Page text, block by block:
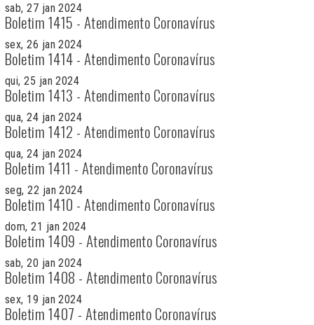
sab, 27 jan 2024
Boletim 1415 - Atendimento Coronavírus
sex, 26 jan 2024
Boletim 1414 - Atendimento Coronavírus
qui, 25 jan 2024
Boletim 1413 - Atendimento Coronavírus
qua, 24 jan 2024
Boletim 1412 - Atendimento Coronavírus
qua, 24 jan 2024
Boletim 1411 - Atendimento Coronavírus
seg, 22 jan 2024
Boletim 1410 - Atendimento Coronavírus
dom, 21 jan 2024
Boletim 1409 - Atendimento Coronavírus
sab, 20 jan 2024
Boletim 1408 - Atendimento Coronavírus
sex, 19 jan 2024
Boletim 1407 - Atendimento Coronavírus